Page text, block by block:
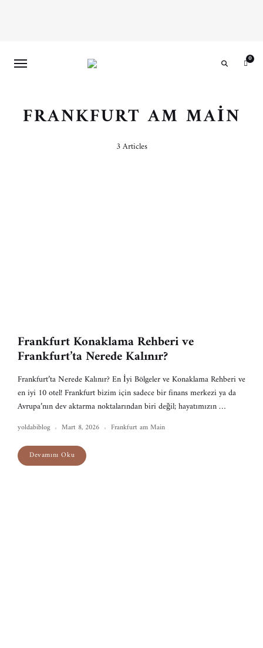
0
FRANKFURT AM MAIN
3 Articles
Frankfurt Konaklama Rehberi ve
Frankfurt’ta Nerede Kalınır?
Frankfurt’ta Nerede Kalınır? En İyi Bölgeler ve Konaklama Rehberi ve
en iyi 10 otel! Frankfurt bizim için sadece bir finans merkezi ya da
Avrupa’nın dev aktarma noktalarından biri değil; hayatımızın …
yoldabiblog Mart 8, 2026 Frankfurt am Main
Devamını Oku